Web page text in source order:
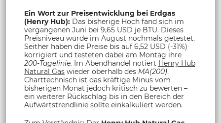
Ein Wort zur Preisentwicklung bei Erdgas
(Henry Hub): Das bisherige Hoch fand sich im
vergangenen Juni bei 9,65 USD je BTU. Dieses
Preisniveau wurde im August nochmals getestet.
Seither haben die Preise bis auf 6,52 USD (-31%)
korrigiert und testeten dabei am Montag ihre
200-Tagelinie. Im Abendhandel notiert Henry Hub
Natural Gas wieder oberhalb des MA(200).
Charttechnisch ist das kräftige Minus vom
bisherigen Monat jedoch kritisch zu bewerten –
ein weiterer Rückschlag bis in den Bereich der
Aufwärtstrendlinie sollte einkalkuliert werden.